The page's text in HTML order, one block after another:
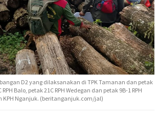
D2 yang dilaksanakan di TPK Tamanan dan petak
RPH Balo, petak 21C RPH Wedegan dan petak 9B-1 RPH
KPH Nganjuk. (beritanganjuk.com/jal)